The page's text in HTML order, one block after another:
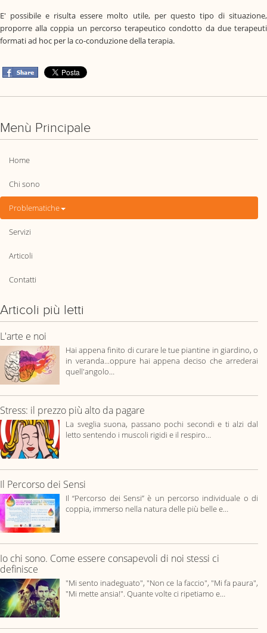
E' possibile e risulta essere molto utile, per questo tipo di situazione,
proporre alla coppia un percorso terapeutico condotto da due terapeuti
formati ad hoc per la co-conduzione della terapia.
Menù Principale
Home
Chi sono
Problematiche
Servizi
Articoli
Contatti
Articoli più letti
L'arte e noi
Hai appena finito di curare le tue piantine in giardino, o
in veranda...oppure hai appena deciso che arrederai
quell'angolo…
Stress: il prezzo più alto da pagare
La sveglia suona, passano pochi secondi e ti alzi dal
letto sentendo i muscoli rigidi e il respiro…
Il Percorso dei Sensi
Il “Percorso dei Sensi” è un percorso individuale o di
coppia, immerso nella natura delle più belle e…
Io chi sono. Come essere consapevoli di noi stessi ci
definisce
"Mi sento inadeguato", "Non ce la faccio", "Mi fa paura",
"Mi mette ansia!". Quante volte ci ripetiamo e…